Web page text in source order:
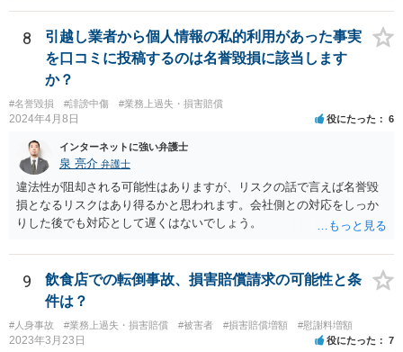
属性が認められる場合、すなわち、①使用者の指揮監督下において労
務の提供をする者であること、②労務に対する対償を支払われる者で
あることという２つの要件を満たした場合に認められるとされます。
この判断は、様々な個別的事情に照らして総合的に判断されるもので
す。 「労働者」であるといえる場合、20万円の違約金を予定する規
定は、労働基準法16条違反となります。したがって、「労働者」であ
ると主張し、労働基準法16条を根拠に20万円の支払を拒むことは考え
られます（ただしその場合も、現実に発生した損害分を別途請求され
ることはあり得ます）。 また「労働者」であるといえる場合、研修
期間とはいえ業務として研修への参加が強制されているのであれば、
研修期間分の報酬も請求できる可能性があります。すなわち、業務と
の関連性が認められる研修について、それが使用者の明示・黙示の指
示に基づくもので、その参加が事実上強制されている場合には、労働
労働時間性が認められる場合、少なくとも最低賃金分で計算した額を
請求することなどが考えられます。 これらのことは一般論であり、
本件にどうあてはまるのかは具体的な事情を詳しく聞かないと判断で
きないことですので、一度弁護士に相談されてもよいかと思います。
8
引越し業者から個人情報の私的利用があった事実
を口コミに投稿するのは名誉毀損に該当します
か？
#名誉毀損 #誹謗中傷 #業務上過失・損害賠償
2024年4月8日 役にたった 6
インターネットに強い弁護士
泉 亮介 弁護士
違法性が阻却される可能性はありますが、リスクの話で言えば名誉毀
損となるリスクはあり得るかと思われます。会社側との対応をしっか
りした後でも対応として遅くはないでしょう。
9
飲食店での転倒事故、損害賠償請求の可能性と条
件は？
#人身事故 #業務上過失・損害賠償 #被害者 #損害賠償増額 #慰謝料増額
2023年3月23日 役にたった 7